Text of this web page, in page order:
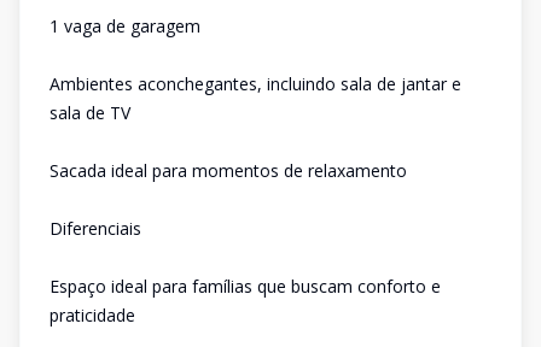
1 vaga de garagem
Ambientes aconchegantes, incluindo sala de jantar e
sala de TV
Sacada ideal para momentos de relaxamento
Diferenciais
Espaço ideal para famílias que buscam conforto e
praticidade